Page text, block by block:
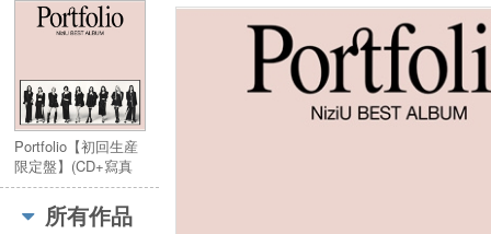
Portfolio【初回生産
限定盤】(CD+寫真
冊)
所有作品